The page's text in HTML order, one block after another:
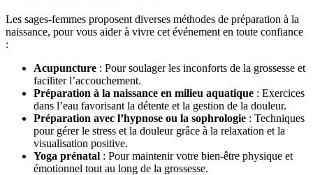
Les sages-femmes proposent diverses méthodes de préparation à la
naissance, pour vous aider à vivre cet événement en toute confiance
:
Acupuncture : Pour soulager les inconforts de la grossesse et
faciliter l’accouchement.
Préparation à la naissance en milieu aquatique : Exercices
dans l’eau favorisant la détente et la gestion de la douleur.
Préparation avec l’hypnose ou la sophrologie : Techniques
pour gérer le stress et la douleur grâce à la relaxation et la
visualisation positive.
Yoga prénatal : Pour maintenir votre bien-être physique et
émotionnel tout au long de la grossesse.